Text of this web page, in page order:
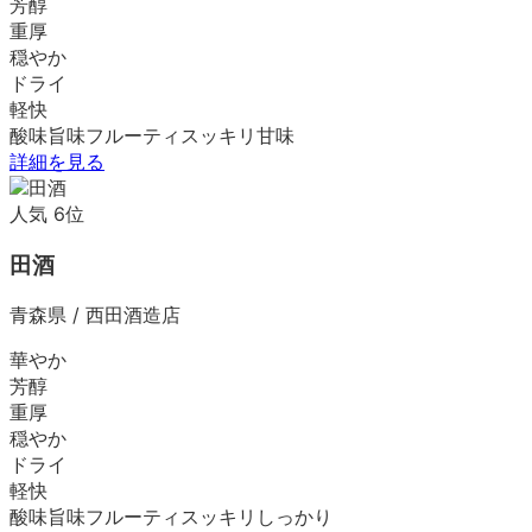
芳醇
重厚
穏やか
ドライ
軽快
酸味旨味フルーティ スッキリ 甘味
詳細を見る
人気 6位
田酒
青森県 / 西田酒造店
華やか
芳醇
重厚
穏やか
ドライ
軽快
酸味旨味フルーティ スッキリ しっかり